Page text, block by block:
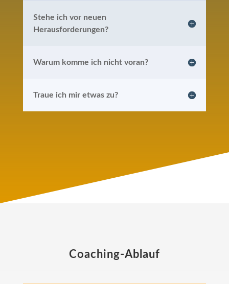
Stehe ich vor neuen
Herausforderungen?
Warum komme ich nicht voran?
Traue ich mir etwas zu?
Coaching-Ablauf